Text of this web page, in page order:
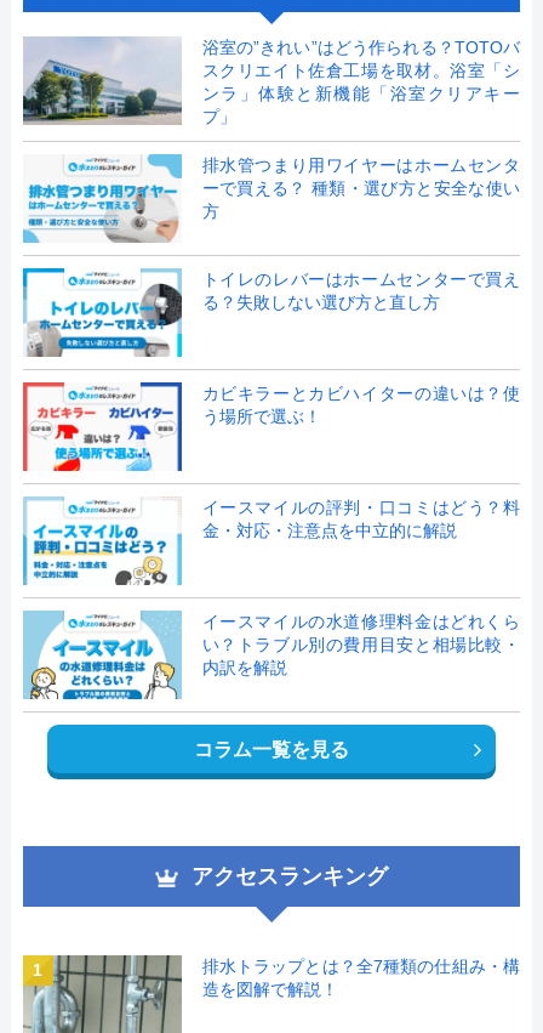
浴室の”きれい”はどう作られる？TOTOバ
スクリエイト佐倉工場を取材。浴室「シ
ンラ」体験と新機能「浴室クリアキー
プ」
排水管つまり用ワイヤーはホームセンタ
ーで買える？ 種類・選び方と安全な使い
方
トイレのレバーはホームセンターで買え
る？失敗しない選び方と直し方
カビキラーとカビハイターの違いは？使
う場所で選ぶ！
イースマイルの評判・口コミはどう？料
金・対応・注意点を中立的に解説
イースマイルの水道修理料金はどれくら
い？トラブル別の費用目安と相場比較・
内訳を解説
コラム一覧を見る
アクセスランキング
1
排水トラップとは？全7種類の仕組み・構
造を図解で解説！